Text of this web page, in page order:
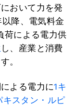
おいて力を発
降、電気料金
荷による電力供
し、産業と消費
。
よる電力に1キ
キスタン・ルピ